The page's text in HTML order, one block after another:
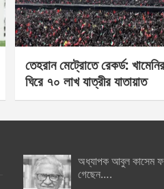
তেহরান মেট্রোতে রেকর্ড:
ঘিরে ৭০ লাখ যাত্রীর যাতায়াত
অধ্যাপক আবুল কাসেম
গেছেন….